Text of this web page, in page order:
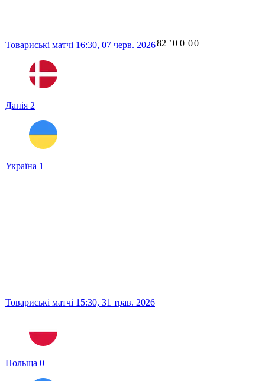
Товариські матчі 16:30, 07 черв. 2026
Данія 2
Україна 1
82 ʼ0 0 00
Товариські матчі 15:30, 31 трав. 2026
Польща 0